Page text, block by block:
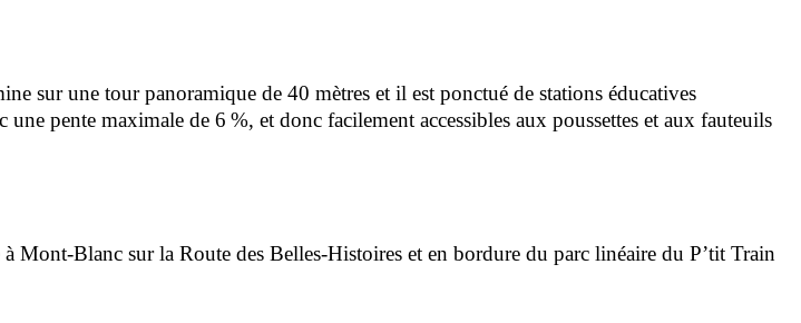
sur une tour panoramique de 40 mètres et il est ponctué de stations éducatives
pente maximale de 6 %, et donc facilement accessibles aux poussettes et aux fauteuils
Mont-Blanc sur la Route des Belles-Histoires et en bordure du parc linéaire du P’tit Train